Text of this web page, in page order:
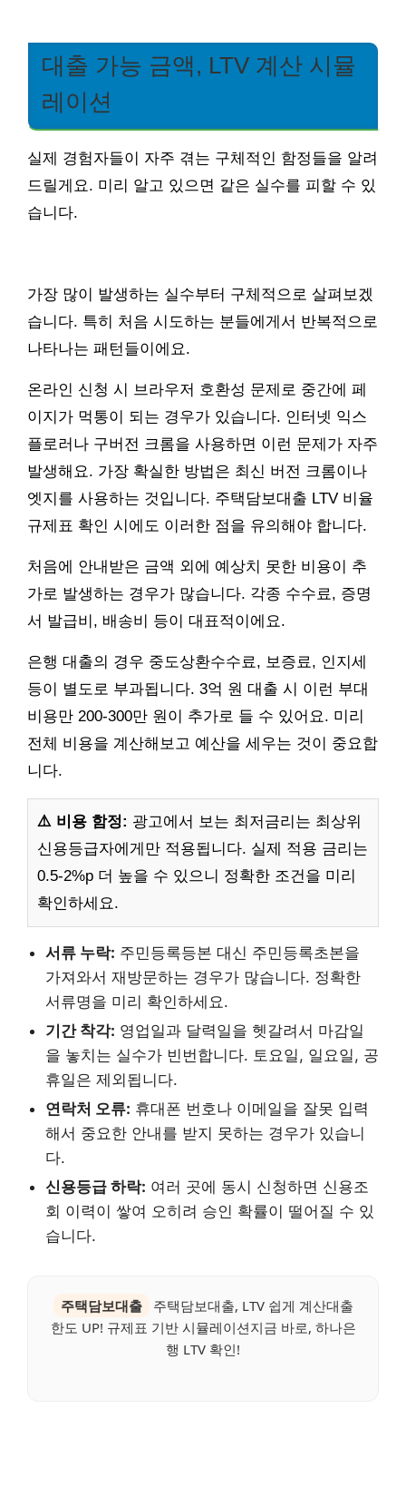
대출 가능 금액, LTV 계산 시뮬
레이션
실제 경험자들이 자주 겪는 구체적인 함정들을 알려
드릴게요. 미리 알고 있으면 같은 실수를 피할 수 있
습니다.
가장 많이 발생하는 실수부터 구체적으로 살펴보겠
습니다. 특히 처음 시도하는 분들에게서 반복적으로
나타나는 패턴들이에요.
온라인 신청 시 브라우저 호환성 문제로 중간에 페
이지가 먹통이 되는 경우가 있습니다. 인터넷 익스
플로러나 구버전 크롬을 사용하면 이런 문제가 자주
발생해요. 가장 확실한 방법은 최신 버전 크롬이나
엣지를 사용하는 것입니다. 주택담보대출 LTV 비율
규제표 확인 시에도 이러한 점을 유의해야 합니다.
처음에 안내받은 금액 외에 예상치 못한 비용이 추
가로 발생하는 경우가 많습니다. 각종 수수료, 증명
서 발급비, 배송비 등이 대표적이에요.
은행 대출의 경우 중도상환수수료, 보증료, 인지세
등이 별도로 부과됩니다. 3억 원 대출 시 이런 부대
비용만 200-300만 원이 추가로 들 수 있어요. 미리
전체 비용을 계산해보고 예산을 세우는 것이 중요합
니다.
⚠️ 비용 함정: 광고에서 보는 최저금리는 최상위
신용등급자에게만 적용됩니다. 실제 적용 금리는
0.5-2%p 더 높을 수 있으니 정확한 조건을 미리
확인하세요.
서류 누락: 주민등록등본 대신 주민등록초본을
가져와서 재방문하는 경우가 많습니다. 정확한
서류명을 미리 확인하세요.
기간 착각: 영업일과 달력일을 헷갈려서 마감일
을 놓치는 실수가 빈번합니다. 토요일, 일요일, 공
휴일은 제외됩니다.
연락처 오류: 휴대폰 번호나 이메일을 잘못 입력
해서 중요한 안내를 받지 못하는 경우가 있습니
다.
신용등급 하락: 여러 곳에 동시 신청하면 신용조
회 이력이 쌓여 오히려 승인 확률이 떨어질 수 있
습니다.
주택담보대출
주택담보대출, LTV 쉽게 계산대출
한도 UP! 규제표 기반 시뮬레이션지금 바로, 하나은
행 LTV 확인!